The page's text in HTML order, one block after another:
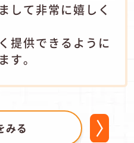
して非常に嬉しく
提供できるように
す。
みる